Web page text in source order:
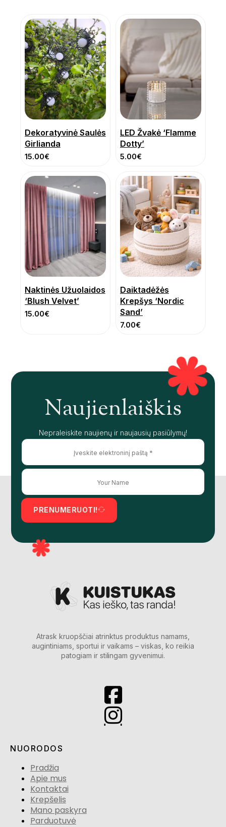
Dekoratyvinė Saulės
Girlianda
15.00€
LED Žvakė ‘Flamme
Dotty’
5.00€
Naktinės Užuolaidos
‘Blush Velvet’
15.00€
Daiktadėžės
Krepšys ‘Nordic
Sand’
7.00€
Naujienlaiškis
Nepraleiskite naujienų ir naujausių pasiūlymų!
PRENUMERUOTI!
Atrask kruopščiai atrinktus produktus namams,
augintiniams, sportui ir vaikams – viskas, ko reikia
patogiam ir stilingam gyvenimui.
NUORODOS
Pradžia
Apie mus
Kontaktai
Krepšelis
Mano paskyra
Parduotuvė